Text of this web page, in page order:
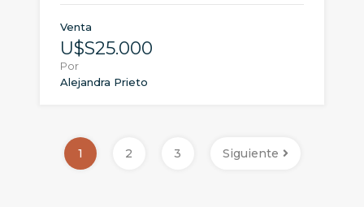
Venta
U$S25.000
Por
Alejandra Prieto
1 2 3 Siguiente